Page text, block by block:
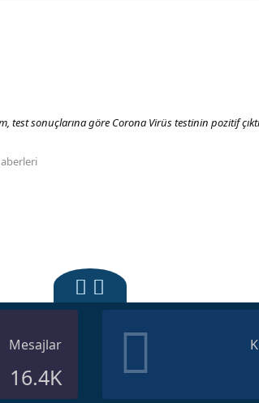
test sonuçlarına göre Corona Virüs testinin pozitif
Mesajlar
16.4K